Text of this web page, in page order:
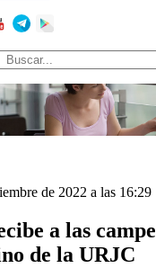
búsqueda
de 2022 a las 16:29
a las
de la URJC